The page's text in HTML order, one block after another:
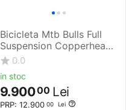
Bicicleta Mtb Bulls Full
Suspension Copperhead
FSX 1 - 29 Inch, M,
Albastru
0.0
in stoc
PRP: 12.900 00 Lei
9.90000 Lei